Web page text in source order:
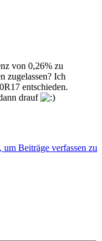
von 0,26% zu
zugelassen? Ich
entschieden.
drauf
Beiträge verfassen zu